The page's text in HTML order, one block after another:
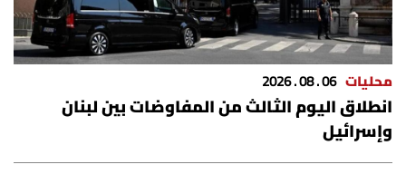
محليات 06 . 08 . 2026
انطلاق اليوم الثالث من المفاوضات بين لبنان
وإسرائيل